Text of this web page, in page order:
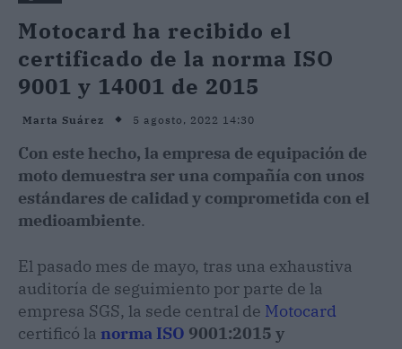
Motocard ha recibido el
certificado de la norma ISO
9001 y 14001 de 2015
Marta Suárez 5 agosto, 2022 14:30
Con este hecho, la empresa de equipación de
moto demuestra ser una compañía con unos
estándares de calidad y comprometida con el
medioambiente.
El pasado mes de mayo, tras una exhaustiva
auditoría de seguimiento por parte de la
empresa SGS, la sede central de Motocard
certificó la norma ISO 9001:2015 y